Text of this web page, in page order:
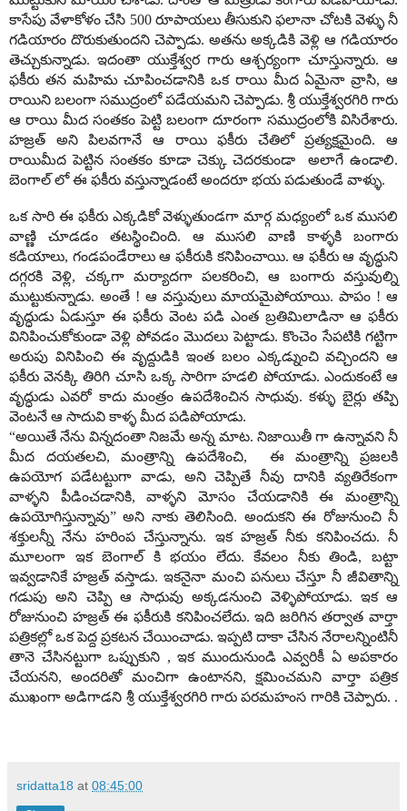
కాసేపు వేళాకోళం చేసి 500 రూపాయలు తీసుకుని ఫలానా చోటకి వెళ్ళు నీ
గడియారం దొరుకుతుందని చెప్పాడు. అతను అక్కడికి వెళ్లి ఆ గడియారం
తెచ్చుకున్నాడు. ఇదంతా యుక్తేశ్వర గారు ఆశ్చర్యంగా చూస్తున్నారు. ఆ
ఫకీరు తన మహిమ చూపించడానికి ఒక రాయి మీద ఏమైనా వ్రాసి, ఆ
రాయిని బలంగా సముద్రంలో పడేయమని చెప్పాడు. శ్రీ యుక్తేశ్వరగిరి గారు
ఆ రాయి మీద సంతకం పెట్టి బలంగా దూరంగా సముద్రంలోకి విసిరేశారు.
హజ్రత్ అని పిలవగానే ఆ రాయి ఫకీరు చేతిలో ప్రత్యక్షమైంది. ఆ
రాయిమీద పెట్టిన సంతకం కూడా చెక్కు చెదరకుండా అలాగే ఉండాలి.
బెంగాల్ లో ఈ ఫకీరు వస్తున్నాడంటే అందరూ భయ పడుతుండే వాళ్ళు.
ఒక సారి ఈ ఫకీరు ఎక్కడికో వెళ్ళుతుండగా మార్గ మధ్యంలో ఒక ముసలి
వాణ్ణి చూడడం తటస్థించింది. ఆ ముసలి వాణి కాళ్ళకి బంగారు
కడియాలు, గండపండేరాలు ఆ ఫకీరుకి కనిపించాయి. ఆ ఫకీరు ఆ వృద్ధుని
దగ్గరకి వెళ్లి, చక్కగా మర్యాదగా పలకరించి, ఆ బంగారు వస్తువుల్ని
ముట్టుకున్నాడు. అంతే ! ఆ వస్తువులు మాయమైపోయాయి. పాపం ! ఆ
వృద్ధుడు ఏడుస్తూ ఈ ఫకీరు వెంట పడి ఎంత బ్రతిమిలాడినా ఆ ఫకీరు
వినిపించుకోకుండా వెళ్లి పోవడం మొదలు పెట్టాడు. కొంచెం సేపటికి గట్టిగా
అరుపు వినిపించి ఈ వృద్దుడికి ఇంత బలం ఎక్కడ్నుంచి వచ్చిందని ఆ
ఫకీరు వెనక్కి తిరిగి చూసి ఒక్క సారిగా హడలి పోయాడు. ఎందుకంటే ఆ
వృద్ధుడు ఎవరో కాదు మంత్రం ఉపదేశించిన సాధువు. కళ్ళు బైర్లు తప్పి
వెంటనే ఆ సాదువి కాళ్ళ మీద పడిపోయాడు.
“అయితే నేను విన్నదంతా నిజమే అన్న మాట. నిజాయితీ గా ఉన్నావని నీ
మీద దయతలచి, మంత్రాన్ని ఉపదేశించి, ఈ మంత్రాన్ని ప్రజలకి
ఉపయోగ పడేటట్టుగా వాడు, అని చెప్పితే నీవు దానికి వ్యతిరేకంగా
వాళ్ళని పీడించడానికి, వాళ్ళని మోసం చేయడానికి ఈ మంత్రాన్ని
ఉపయోగిస్తున్నావు” అని నాకు తెలిసింది. అందుకని ఈ రోజునుంచి నీ
శక్తులన్నీ నేను హరింప చేస్తున్నాను. ఇక హజ్రత్ నీకు కనిపించదు. నీ
మూలంగా ఇక బెంగాల్ కి భయం లేదు. కేవలం నీకు తిండి, బట్టా
ఇవ్వడానికే హజ్రత్ వస్తాడు. ఇకనైనా మంచి పనులు చేస్తూ నీ జీవితాన్ని
గడుపు అని చెప్పి ఆ సాధువు అక్కడనుంచి వెళ్ళిపోయాడు. ఇక ఆ
రోజునుంచి హజ్రత్ ఈ ఫకీరుకి కనిపించలేదు. ఇది జరిగిన తర్వాత వార్తా
పత్రికల్లో ఒక పెద్ద ప్రకటన చేయించాడు. ఇప్పటి దాకా చేసిన నేరాలన్నింటినీ
తానె చేసినట్టుగా ఒప్పుకుని , ఇక ముందునుండి ఎవ్వరికీ ఏ అపకారం
చేయనని, అందరితో మంచిగా ఉంటానని, క్షమించమని వార్తా పత్రిక
ముఖంగా అడిగాడని శ్రీ యుక్తేశ్వరగిరి గారు పరమహంస గారికి చెప్పారు. .
sridatta18 at 08:45:00